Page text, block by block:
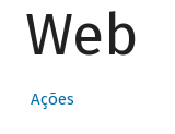
Web
Ações